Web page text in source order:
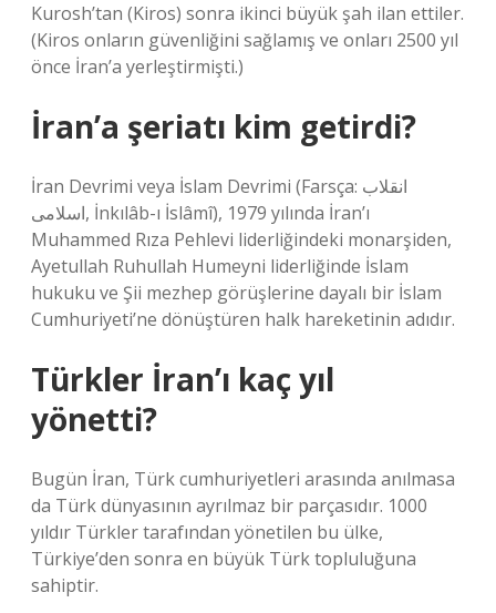
Kurosh’tan (Kiros) sonra ikinci büyük şah ilan ettiler.
(Kiros onların güvenliğini sağlamış ve onları 2500 yıl
önce İran’a yerleştirmişti.)
İran’a şeriatı kim getirdi?
İran Devrimi veya İslam Devrimi (Farsça: انقلاب
اسلامی, İnkılâb-ı İslâmî), 1979 yılında İran’ı
Muhammed Rıza Pehlevi liderliğindeki monarşiden,
Ayetullah Ruhullah Humeyni liderliğinde İslam
hukuku ve Şii mezhep görüşlerine dayalı bir İslam
Cumhuriyeti’ne dönüştüren halk hareketinin adıdır.
Türkler İran’ı kaç yıl
yönetti?
Bugün İran, Türk cumhuriyetleri arasında anılmasa
da Türk dünyasının ayrılmaz bir parçasıdır. 1000
yıldır Türkler tarafından yönetilen bu ülke,
Türkiye’den sonra en büyük Türk topluluğuna
sahiptir.